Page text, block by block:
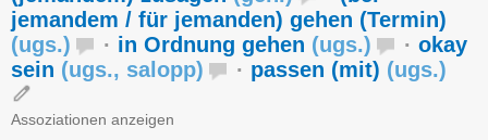
jemandem / für jemanden) gehen (Termin)
(ugs.) · in Ordnung gehen (ugs.) · okay
sein (ugs., salopp) · passen (mit) (ugs.)
Assoziationen anzeigen